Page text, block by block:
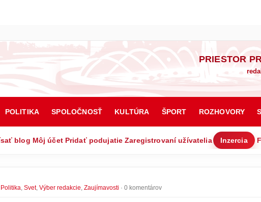
PRIESTOR
POLITIKA SPOLOČNOSŤ KULTÚRA ŠPORT ROZHOVORY
blog Môj účet Pridať podujatie Zaregistrovaní užívatelia Inzercia
Politika, Svet, Výber redakcie, Zaujímavosti · 0 komentárov